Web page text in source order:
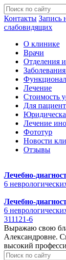
Контакты Запись
слабовидящих
О клинике
Врачи
Отделения
Лечение
Стоимость
Для
Лечение
Фототур
Новости
Отзывы
Лечебно-
6
Лечебно-
6
311121-6
Выражаю свою
Александровне.
высокий